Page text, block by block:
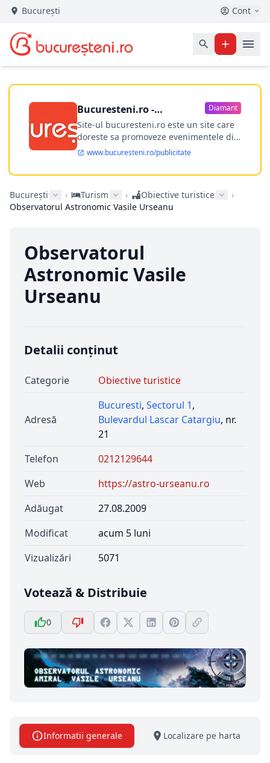
București Cont
Bucuresteni.ro -
publicitate online
Diamant
Site-ul bucuresteni.ro este un site care
doreste sa promoveze evenimentele din
Bucuresti si nu numai, sa puna la
dispozitia utilizatorului cea mai
performanta harta electronica a
ofere posibilitatea firmel...
www.bucuresteni.ro/publicitate
București › Turism › Obiective turistice
›
Observatorul Astronomic Vasile Urseanu
Observatorul
Astronomic Vasile
Urseanu
Detalii conținut
Categorie Obiective turistice
Adresă
Bucuresti, Sectorul 1,
Bulevardul Lascar Catargiu, nr.
21
Telefon
0212129644
Web
https://astro-urseanu.ro
Adăugat
27.08.2009
Modificat
acum 5 luni
Vizualizări
5071
Votează & Distribuie
0
Informatii generale Localizare pe harta